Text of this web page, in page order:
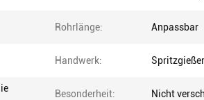
Rohrlänge: Anpassbar
Handwerk:
Besonderheit: Nicht